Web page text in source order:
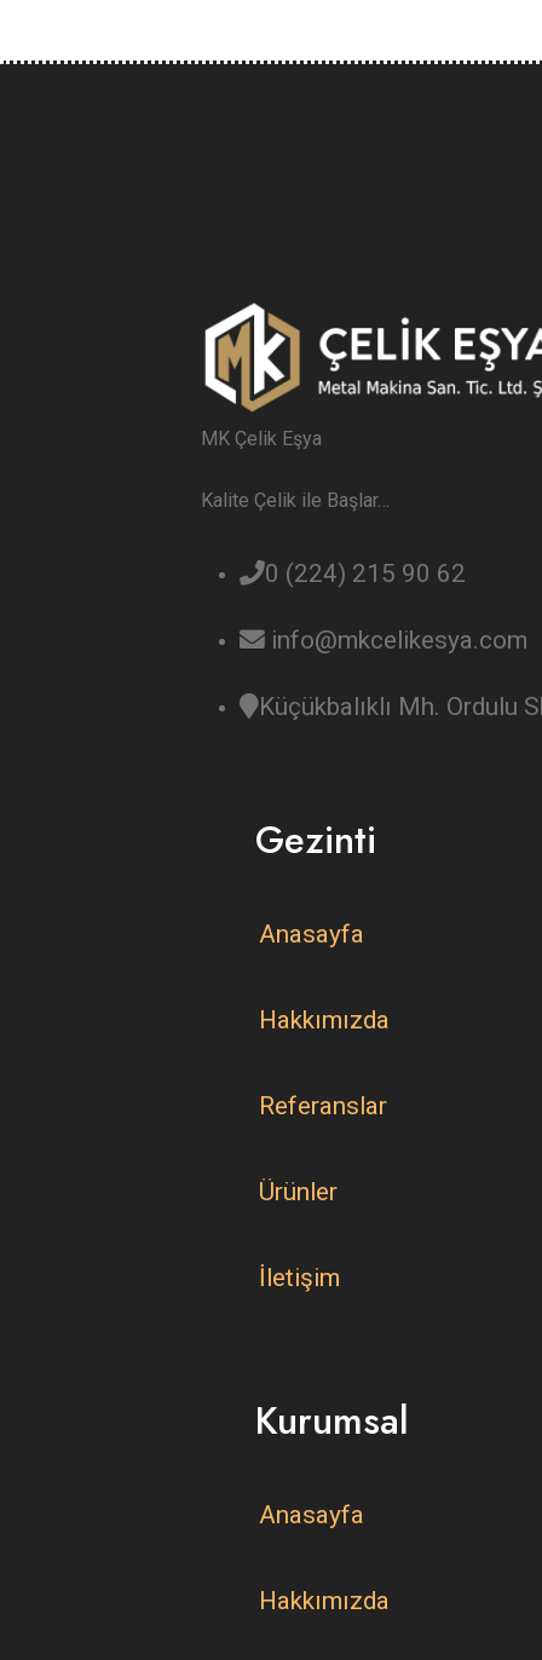
MK Çelik Eşya
Kalite Çelik ile Başlar…
0 (224) 215 90 62
info@mkcelikesya.com
Küçükbalıklı Mh. Ordulu
Gezinti
Anasayfa
Hakkımızda
Referanslar
Ürünler
İletişim
Kurumsal
Anasayfa
Hakkımızda